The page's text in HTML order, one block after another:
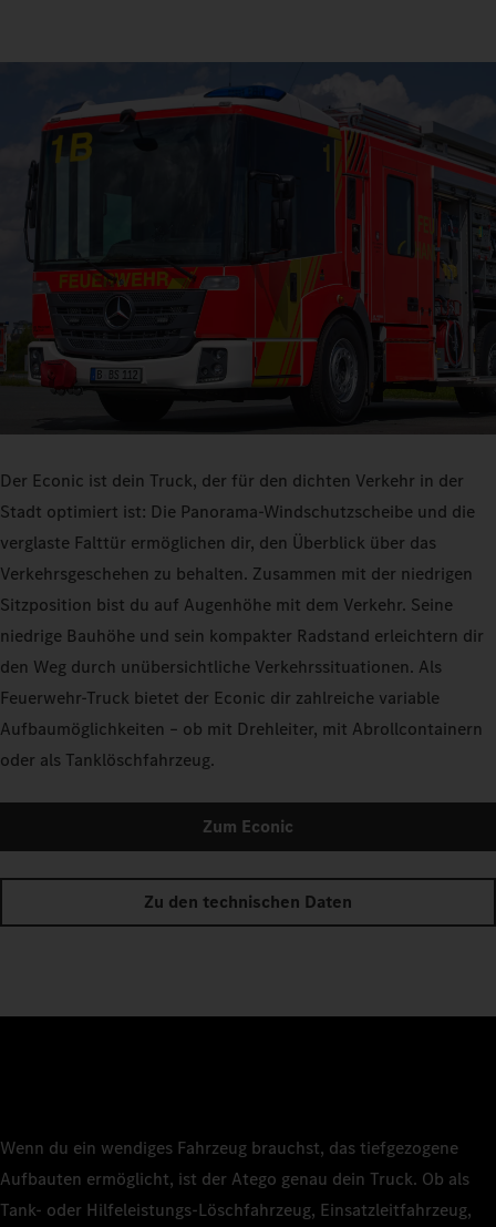
Der Econic ist dein Truck, der für den dichten Verkehr in der
Stadt optimiert ist: Die Panorama-Windschutzscheibe und die
verglaste Falttür ermöglichen dir, den Überblick über das
Verkehrsgeschehen zu behalten. Zusammen mit der niedrigen
Sitzposition bist du auf Augenhöhe mit dem Verkehr. Seine
niedrige Bauhöhe und sein kompakter Radstand erleichtern dir
den Weg durch unübersichtliche Verkehrssituationen. Als
Feuerwehr-Truck bietet der Econic dir zahlreiche variable
Aufbaumöglichkeiten – ob mit Drehleiter, mit Abrollcontainern
oder als Tanklöschfahrzeug.
Zum Econic
Zu den technischen Daten
Wenn du ein wendiges Fahrzeug brauchst, das tiefgezogene
Aufbauten ermöglicht, ist der Atego genau dein Truck. Ob als
Tank- oder Hilfeleistungs-Löschfahrzeug, Einsatzleitfahrzeug,